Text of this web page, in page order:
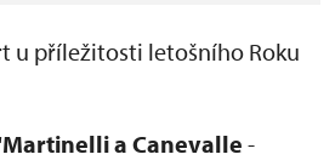
u příležitosti letošního Roku
a Canevalle-